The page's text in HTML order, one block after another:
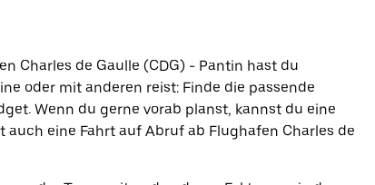
Charles de Gaulle (CDG) - Pantin hast du
oder mit anderen reist: Finde die passende
Wenn du gerne vorab planst, kannst du eine
eine Fahrt auf Abruf ab Flughafen Charles de